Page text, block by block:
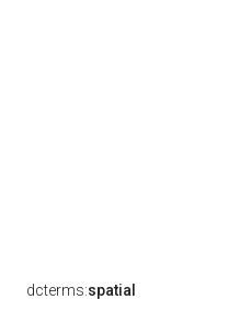
dcterms:spatial